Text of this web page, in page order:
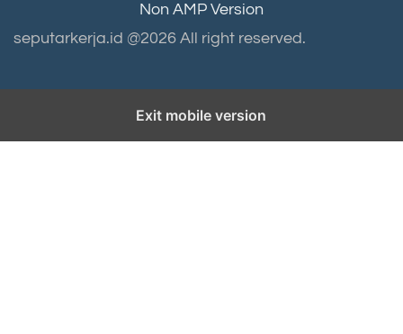
Non AMP Version
seputarkerja.id @2026 All right reserved.
Exit mobile version